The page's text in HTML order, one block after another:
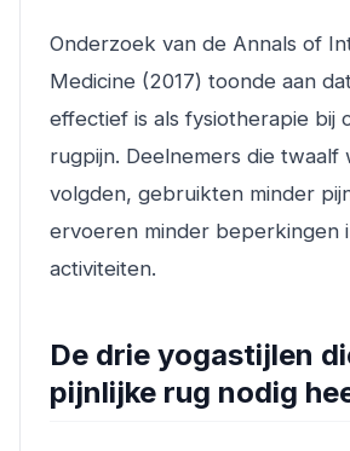
Onderzoek van de Annals of
Medicine (2017) toonde aan
effectief is als fysiotherapie bij
rugpijn. Deelnemers die twaalf
volgden, gebruikten minder
ervoeren minder beperkingen
activiteiten.
De drie yogastijlen
pijnlijke rug nodig